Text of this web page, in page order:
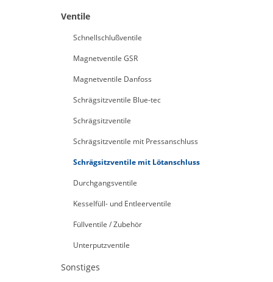
Ventile
Schnellschlußventile
Magnetventile GSR
Magnetventile Danfoss
Schrägsitzventile Blue-tec
Schrägsitzventile
Schrägsitzventile mit Pressanschluss
Schrägsitzventile mit Lötanschluss
Durchgangsventile
Kesselfüll- und Entleerventile
Füllventile / Zubehör
Unterputzventile
Sonstiges